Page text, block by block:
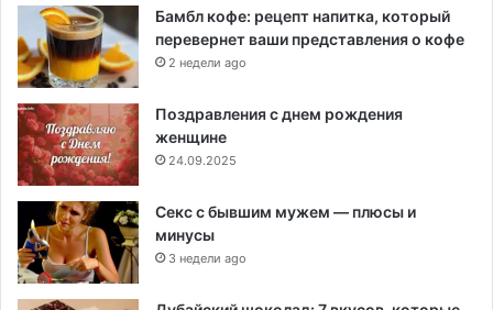
Бамбл кофе: рецепт напитка, который
перевернет ваши представления о кофе
2 недели ago
Поздравления с днем рождения
женщине
24.09.2025
Секс с бывшим мужем — плюсы и
минусы
3 недели ago